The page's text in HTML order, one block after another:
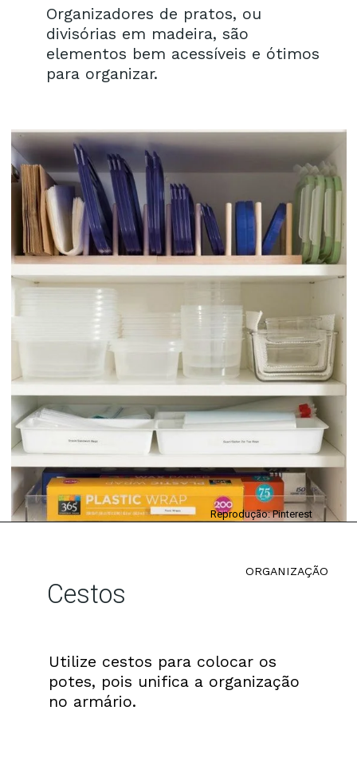
Organizadores de pratos, ou
divisórias em madeira, são
elementos bem acessíveis e ótimos
para organizar.
Reprodução: Pinterest
Utilize cestos para colocar os
potes, pois unifica a organização
no armário.
Cestos
ORGANIZAÇÃO